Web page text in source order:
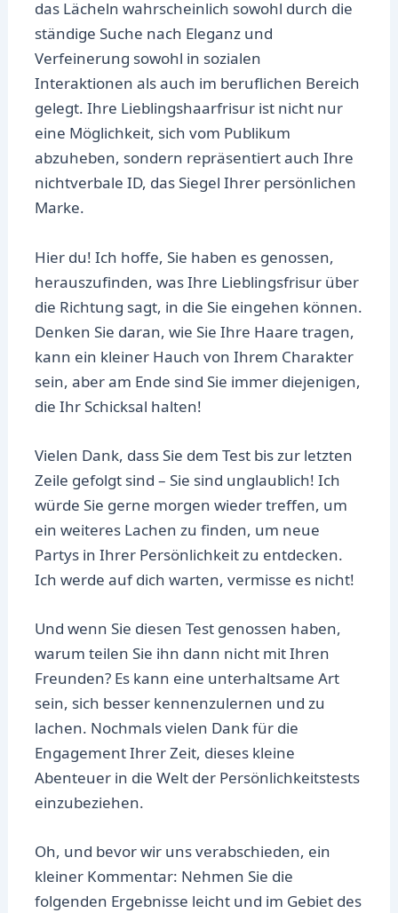
das Lächeln wahrscheinlich sowohl durch die
ständige Suche nach Eleganz und
Verfeinerung sowohl in sozialen
Interaktionen als auch im beruflichen Bereich
gelegt. Ihre Lieblingshaarfrisur ist nicht nur
eine Möglichkeit, sich vom Publikum
abzuheben, sondern repräsentiert auch Ihre
nichtverbale ID, das Siegel Ihrer persönlichen
Marke.
Hier du! Ich hoffe, Sie haben es genossen,
herauszufinden, was Ihre Lieblingsfrisur über
die Richtung sagt, in die Sie eingehen können.
Denken Sie daran, wie Sie Ihre Haare tragen,
kann ein kleiner Hauch von Ihrem Charakter
sein, aber am Ende sind Sie immer diejenigen,
die Ihr Schicksal halten!
Vielen Dank, dass Sie dem Test bis zur letzten
Zeile gefolgt sind – Sie sind unglaublich! Ich
würde Sie gerne morgen wieder treffen, um
ein weiteres Lachen zu finden, um neue
Partys in Ihrer Persönlichkeit zu entdecken.
Ich werde auf dich warten, vermisse es nicht!
Und wenn Sie diesen Test genossen haben,
warum teilen Sie ihn dann nicht mit Ihren
Freunden? Es kann eine unterhaltsame Art
sein, sich besser kennenzulernen und zu
lachen. Nochmals vielen Dank für die
Engagement Ihrer Zeit, dieses kleine
Abenteuer in die Welt der Persönlichkeitstests
einzubeziehen.
Oh, und bevor wir uns verabschieden, ein
kleiner Kommentar: Nehmen Sie die
folgenden Ergebnisse leicht und im Gebiet des